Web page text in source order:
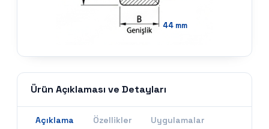
44 mm
Ürün Açıklaması ve Detayları
Açıklama Özellikler Uygulamalar